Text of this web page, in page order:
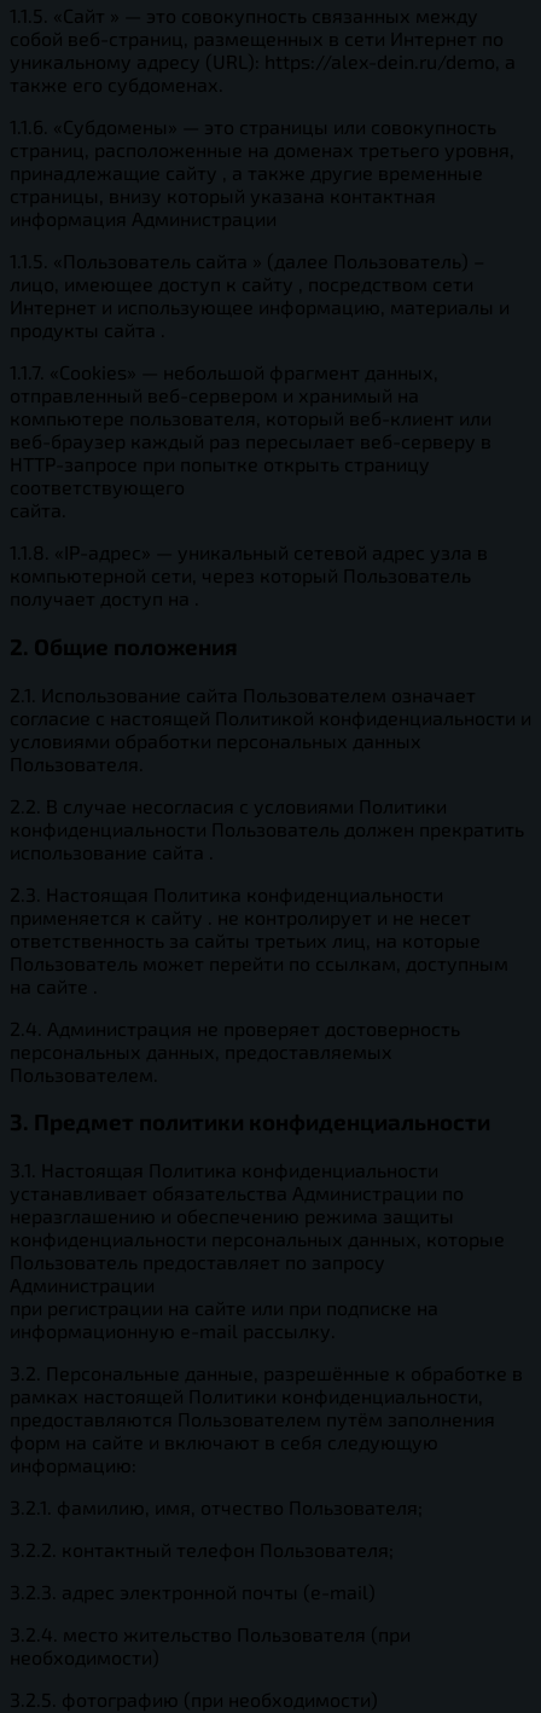
1.1.5. «Сайт » — это совокупность связанных между
собой веб-страниц, размещенных в сети Интернет по
уникальному адресу (URL): https://alex-dein.ru/demo, а
также его субдоменах.
1.1.6. «Субдомены» — это страницы или совокупность
страниц, расположенные на доменах третьего уровня,
принадлежащие сайту , а также другие временные
страницы, внизу который указана контактная
информация Администрации
1.1.5. «Пользователь сайта » (далее Пользователь) –
лицо, имеющее доступ к сайту , посредством сети
Интернет и использующее информацию, материалы и
продукты сайта .
1.1.7. «Cookies» — небольшой фрагмент данных,
отправленный веб-сервером и хранимый на
компьютере пользователя, который веб-клиент или
веб-браузер каждый раз пересылает веб-серверу в
HTTP-запросе при попытке открыть страницу
соответствующего
сайта.
1.1.8. «IP-адрес» — уникальный сетевой адрес узла в
компьютерной сети, через который Пользователь
получает доступ на .
2. Общие положения
2.1. Использование сайта Пользователем означает
согласие с настоящей Политикой конфиденциальности и
условиями обработки персональных данных
Пользователя.
2.2. В случае несогласия с условиями Политики
конфиденциальности Пользователь должен прекратить
использование сайта .
2.3. Настоящая Политика конфиденциальности
применяется к сайту . не контролирует и не несет
ответственность за сайты третьих лиц, на которые
Пользователь может перейти по ссылкам, доступным
на сайте .
2.4. Администрация не проверяет достоверность
персональных данных, предоставляемых
Пользователем.
3. Предмет политики конфиденциальности
3.1. Настоящая Политика конфиденциальности
устанавливает обязательства Администрации по
неразглашению и обеспечению режима защиты
конфиденциальности персональных данных, которые
Пользователь предоставляет по запросу
Администрации
при регистрации на сайте или при подписке на
информационную e-mail рассылку.
3.2. Персональные данные, разрешённые к обработке в
рамках настоящей Политики конфиденциальности,
предоставляются Пользователем путём заполнения
форм на сайте и включают в себя следующую
информацию:
3.2.1. фамилию, имя, отчество Пользователя;
3.2.2. контактный телефон Пользователя;
3.2.3. адрес электронной почты (e-mail)
3.2.4. место жительство Пользователя (при
необходимости)
3.2.5. фотографию (при необходимости)